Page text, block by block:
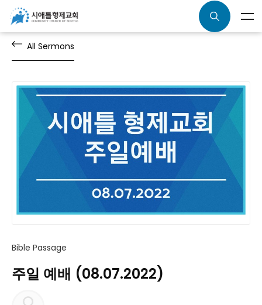
All Sermons
Bible Passage
주일 예배 (08.07.2022)